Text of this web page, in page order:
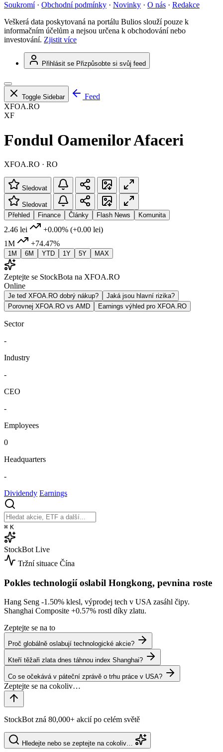
Soukromí · Obchodní podmínky · Novinky · O nás · Redakce
Veškerá data poskytovaná na portálu Bulios slouží pouze k
informačním účelům a nejsou určena k obchodování nebo
investování. Zjistit více
Přihlásit se Přizpůsobte si svůj feed
Toggle Sidebar
Feed
XFOA.RO
XF
Fondul Oamenilor Afaceri
XFOA.RO · RO
Sledovat
Sledovat
Přehled
Finance Články Flash News Komunita
2.46 lei +0.00% (+0.00 lei)
1M
+74.47%
1M 6M YTD 1Y 5Y MAX
Zeptejte se StockBota na XFOA.RO
Online
Je teď XFOA.RO dobrý nákup?
Jaká jsou hlavní rizika?
Porovnej XFOA.RO vs AMD
Earnings výhled pro XFOA.RO
Sector
-
Industry
-
CEO
-
Employees
0
Headquarters
-
Dividendy Earnings
⌘ K
StockBot Live
Tržní situace Čína
Pokles technologií oslabil Hongkong, pevnina roste
Hang Seng -1.50% klesl, výprodej tech v USA zasáhl čipy.
Shanghai Composite +0.57% rostl díky zlatu.
Zeptejte se na to
Proč globálně oslabují technologické akcie?
Kteří těžaři zlata dnes táhnou index Shanghai?
Co se očekává v páteční zprávě o trhu práce v USA?
StockBot zná 80,000+ akcií po celém světě
Hledejte nebo se zeptejte na cokoliv…